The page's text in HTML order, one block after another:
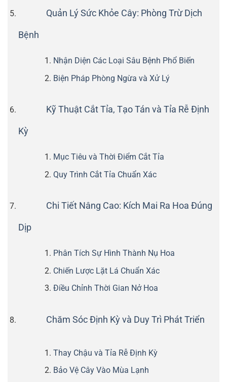
Quản Lý Sức Khỏe Cây: Phòng Trừ Dịch
Bệnh
Nhận Diện Các Loại Sâu Bệnh Phổ Biến
Biện Pháp Phòng Ngừa và Xử Lý
Kỹ Thuật Cắt Tỉa, Tạo Tán và Tỉa Rễ Định
Kỳ
Mục Tiêu và Thời Điểm Cắt Tỉa
Quy Trình Cắt Tỉa Chuẩn Xác
Chi Tiết Nâng Cao: Kích Mai Ra Hoa Đúng
Dịp
Phân Tích Sự Hình Thành Nụ Hoa
Chiến Lược Lặt Lá Chuẩn Xác
Điều Chỉnh Thời Gian Nở Hoa
Chăm Sóc Định Kỳ và Duy Trì Phát Triển
Thay Chậu và Tỉa Rễ Định Kỳ
Bảo Vệ Cây Vào Mùa Lạnh